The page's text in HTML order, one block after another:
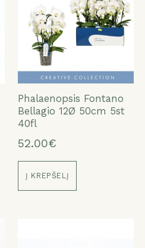
Phalaenopsis Fontano
Bellagio 12Ø 50cm 5st
40fl
52.00€
Į KREPŠELĮ